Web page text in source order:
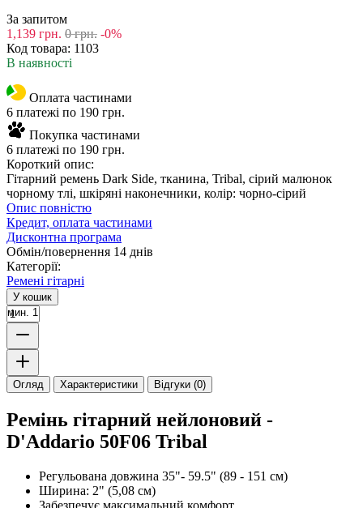
За запитом
1,139 грн. 0 грн. -0%
Код товара: 1103
В наявності
Оплата частинами
6 платежі по 190 грн.
Покупка частинами
6 платежі по 190 грн.
Короткий опис:
Гітарний ремень Dark Side, тканина, Tribal, сірий малюнок
чорному тлі, шкіряні наконечники, колір: чорно-сірий
Опис повністю
Кредит, оплата частинами
Дисконтна програма
Обмін/повернення 14 днів
Категорії:
Ремені гітарні
У кошик
мин. 1
Огляд Характеристики Відгуки (0)
Ремінь гітарний нейлоновий -
D'Addario 50F06 Tribal
Регульована довжина 35"- 59.5" (89 - 151 см)
Ширина: 2" (5,08 см)
Забезпечує максимальний комфорт